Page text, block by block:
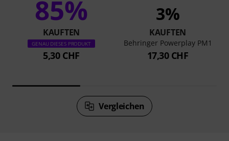
85%
KAUFTEN
GENAU DIESES PRODUKT
5,30 CHF
3%
KAUFTEN
Behringer Powerplay PM1
17,30 CHF
Vergleichen